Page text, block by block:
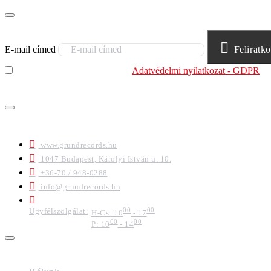
E-mail címed
Adatvédelmi nyilatkozat - GDPR
www.grundrecords.hu
1047 Budapest, Károlyi István u. 10.
+36-70 / 948-0288
info@grundrecords.hu
Ügyfélszolgálat: H-Cs: 1000 - 1700
P: 1000- 1400